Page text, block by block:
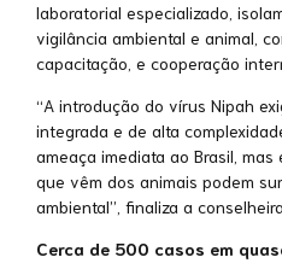
laboratorial especializado,
vigilância ambiental e animal,
capacitação, e cooperação
“A introdução do vírus Nipah
integrada e de alta
ameaça imediata ao Brasil,
que vêm dos animais podem
ambiental”, finaliza a conselheira.
Cerca de 500 casos em